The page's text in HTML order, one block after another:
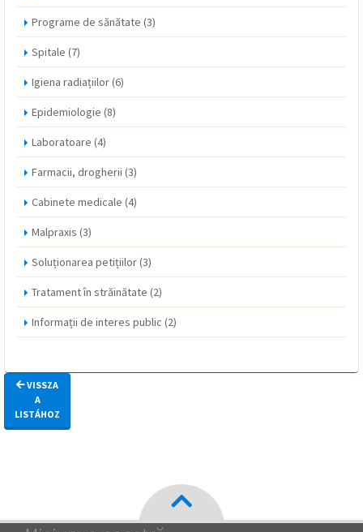
Programe de sănătate (3)
Spitale (7)
Igiena radiațiilor(6)
Epidemiologie (8)
Laboratoare (4)
Farmacii, drogherii (3)
Cabinete medicale (4)
Malpraxis (3)
Soluționarea petițiilor(3)
Tratament în străinătate (2)
Informații de interes public (2)
VISSZA
A
LISTÁHOZ